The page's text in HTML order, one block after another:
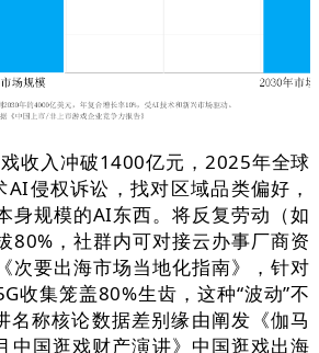
收入冲破1400亿元，2025年全球
侵权诉讼，找对区域品类偏好，
身规模的AI东西。将反复劳动（如
80%，社群内可对接云办事厂商资
次要出海市场当地化指南》，针对
收集笼盖80%生齿，这种“波动”不
名称核论数据差别缘由阐发《伽马
中国逛戏财产演讲》中国逛戏出海